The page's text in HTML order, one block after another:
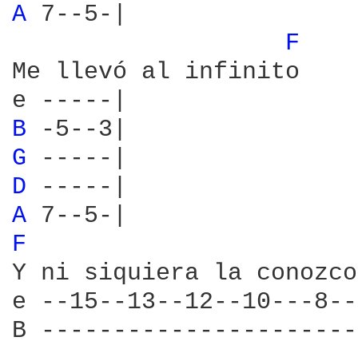
A 7--5-|
F
Me llevó al infinito
B
G
D
A
F
Y ni siquiera la
e --15--13--12--10---
B